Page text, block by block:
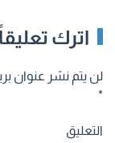
اترك تعليقاً
لن يتم نشر عنوان
*
التعليق